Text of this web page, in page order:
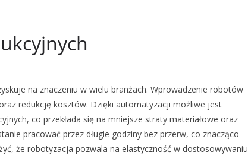
na znaczeniu w wielu branżach. Wprowadzenie robotów
redukcję kosztów. Dzięki automatyzacji możliwe jest
co przekłada się na mniejsze straty materiałowe oraz
pracować przez długie godziny bez przerw, co znacząco
że robotyzacja pozwala na elastyczność w dostosowywaniu